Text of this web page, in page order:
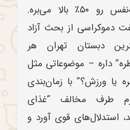
رو ۴۵٪ و اعتمادبه‌نفس رو ۵۰٪ بالا می‌بره.
هم گفت دموکراسی از بحث آزاد
دبستان تهران هر
داره – موضوعاتی مثل
یا ورزش؟” با زمان‌بندی
طرف مخالف “غذای
استدلال‌های قوی آورد و